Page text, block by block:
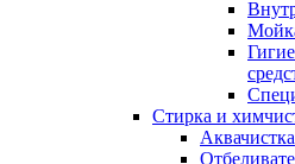
Стирка и
Аквачистка